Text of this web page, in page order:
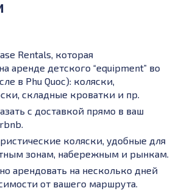
Rentals, которая
аренде детского “equip­ment” во
в Phu Quoc): коляски,
складные кроватки и пр.
с доставкой прямо в ваш
коляски, удобные для
зонам, набережным и рынкам.
арендовать на несколько дней
от вашего маршрута.